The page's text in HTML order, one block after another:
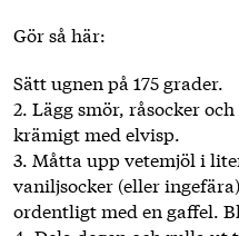
Gör så här:
Sätt ugnen på 175 grader.
2. Lägg smör, råsocker
krämigt med elvisp.
3. Måtta upp vetemjöl i
vaniljsocker (eller
ordentligt med en gaffel.